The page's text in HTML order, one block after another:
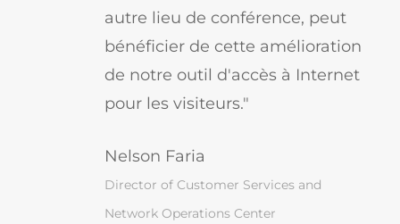
autre lieu de conférence, peut
bénéficier de cette amélioration
de notre outil d'accès à Internet
pour les visiteurs."
Nelson Faria
Director of Customer Services and
Network Operations Center